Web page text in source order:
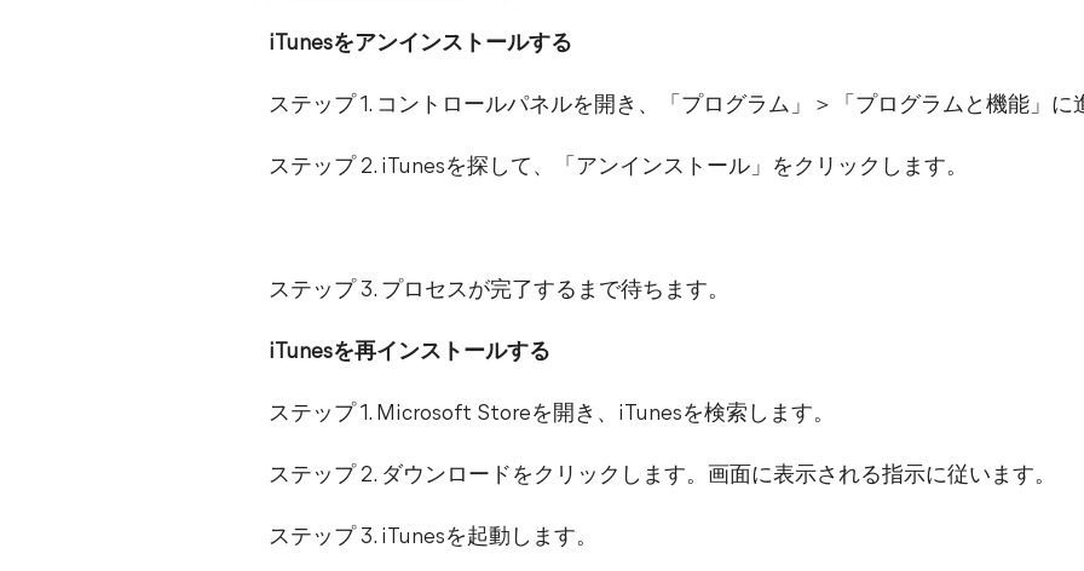
iTunesをアンインストールする
ステップ 1. コントロールパネルを開き、「プログラム」＞「プログラムと機能」に
ステップ 2. iTunesを探して、「アンインストール」をクリックします。
ステップ 3. プロセスが完了するまで待ちます。
iTunesを再インストールする
ステップ 1. Microsoft Storeを開き、iTunesを検索します。
ステップ 2. ダウンロードをクリックします。画面に表示される指示に従います。
ステップ 3. iTunesを起動します。